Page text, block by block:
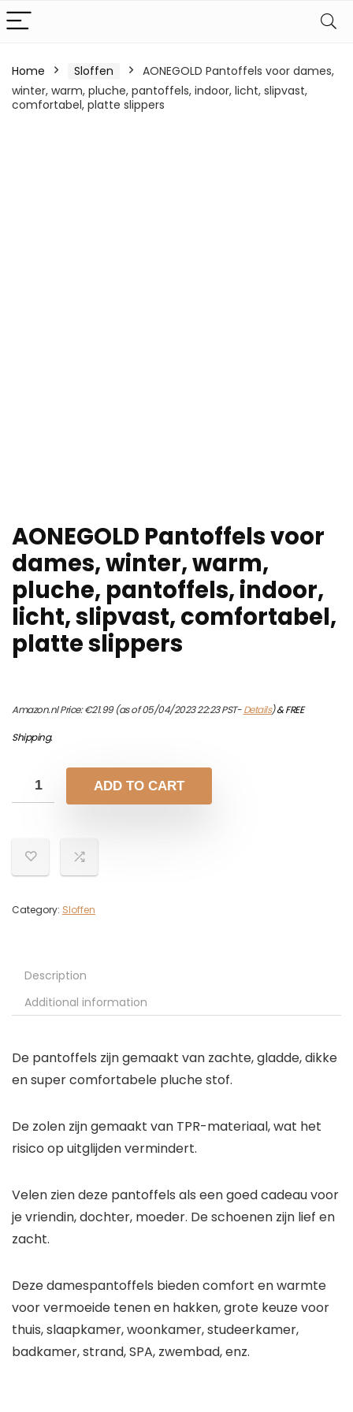
Home Sloffen
AONEGOLD Pantoffels voor dames,
winter, warm, pluche, pantoffels, indoor, licht, slipvast,
comfortabel, platte slippers
AONEGOLD Pantoffels voor
dames, winter, warm,
pluche, pantoffels, indoor,
licht, slipvast, comfortabel,
platte slippers
Amazon.nl Price:€21.99(as of 05/04/2023 22:23 PST-Details)&FREE
Shipping.
ADD TO CART
Category: Sloffen
Description
Additional information
De pantoffels zijn gemaakt van zachte, gladde, dikke
en super comfortabele pluche stof.
De zolen zijn gemaakt van TPR-materiaal, wat het
risico op uitglijden vermindert.
Velen zien deze pantoffels als een goed cadeau voor
je vriendin, dochter, moeder. De schoenen zijn lief en
zacht.
Deze damespantoffels bieden comfort en warmte
voor vermoeide tenen en hakken, grote keuze voor
thuis, slaapkamer, woonkamer, studeerkamer,
badkamer, strand, SPA, zwembad, enz.